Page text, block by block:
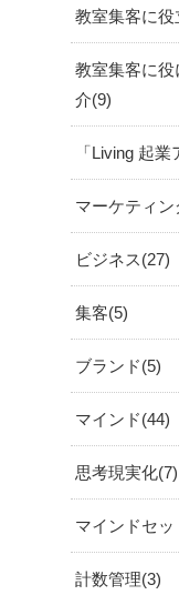
教室集客に
教室集客に
介 9
「Living 起
マーケティン
ビジネス 27
集客 5
ブランド 5
マインド 44
思考現実化 7
マインドセッ
計数管理 3